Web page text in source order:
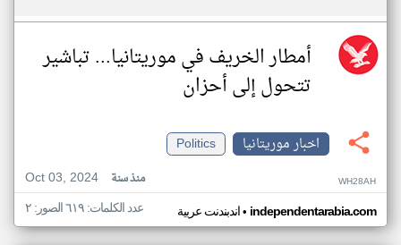
أمطار الخريف في موريتانيا... تباشير
تتحول إلى أحزان
اخبار موريتانيا
Politics
Oct 03, 2024
منذ سنة WH28AH
اندبندنت عربية• independentarabia.com عدد الكلمات: ٦١٩ الصور: ٢